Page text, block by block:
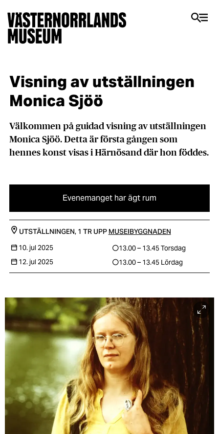
Visning av utställningen
Monica Sjöö
Välkommen på guidad visning av utställningen
Monica Sjöö. Detta är första gången som
hennes konst visas i Härnösand där hon föddes.
Evenemanget har ägt rum
UTSTÄLLNINGEN, 1 TR UPP MUSEIBYGGNADEN
10. jul 2025
13.00 – 13.45Torsdag
12. jul 2025
13.00 – 13.45 Lördag